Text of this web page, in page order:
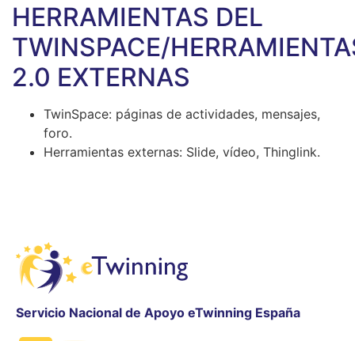
HERRAMIENTAS DEL
TWINSPACE/
2.0 EXTERNAS
TwinSpace: páginas de actividades, mensajes,
foro.
Herramientas externas: Slide, vídeo, Thinglink.
Servicio Nacional de Apoyo eTwinning España